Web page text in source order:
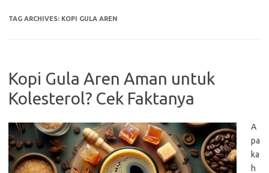
TAG ARCHIVES: KOPI GULA AREN
Kopi Gula Aren Aman untuk
Kolesterol? Cek Faktanya
A
pa
ka
h